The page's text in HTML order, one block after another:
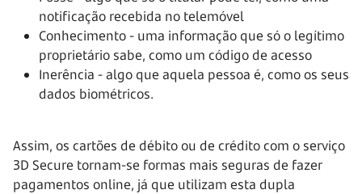
notificação recebida no telemóvel
Conhecimento - uma informação que só o legítimo
proprietário sabe, como um código de acesso
Inerência - algo que aquela pessoa é, como os seus
dados biométricos.
Assim, os cartões de débito ou de crédito com o serviço
3D Secure tornam-se formas mais seguras de fazer
pagamentos online, já que utilizam esta dupla